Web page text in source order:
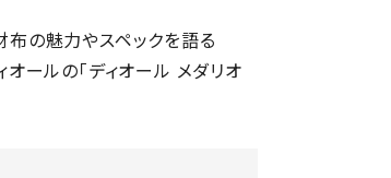
布の魅力やスペックを語る
オールの「ディオール メダリオ